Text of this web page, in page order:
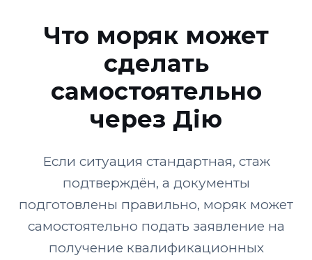
Что моряк может
сделать
самостоятельно
через Дію
Если ситуация стандартная, стаж
подтверждён, а документы
подготовлены правильно, моряк может
самостоятельно подать заявление на
получение квалификационных